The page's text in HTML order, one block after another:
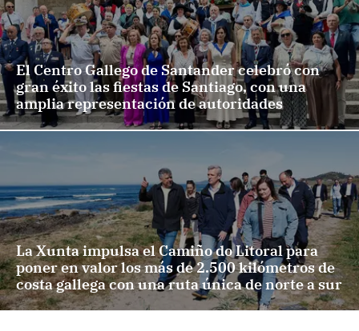
El Centro Gallego de Santander celebró con
gran éxito las fiestas de Santiago, con una
amplia representación de autoridades
La Xunta impulsa el Camiño do Litoral para
poner en valor los más de 2.500 kilómetros de
costa gallega con una ruta única de norte a sur